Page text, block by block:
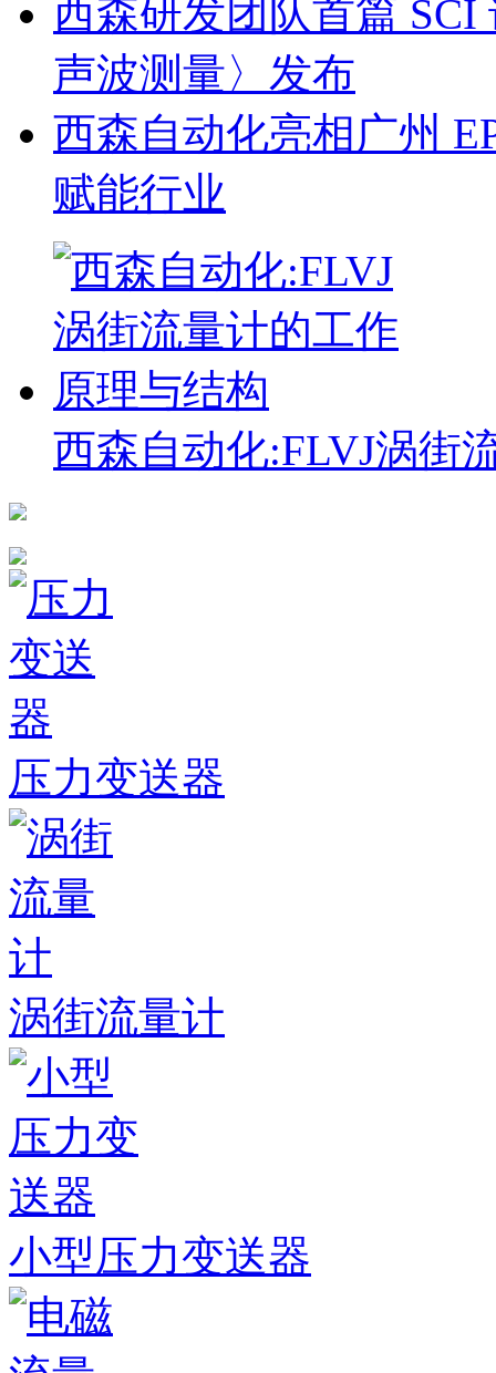
西森研发团队首篇
声波测量〉发布
西森自动化亮相广州
赋能行业
西森自动化:FLVJ涡街
压力变送器
涡街流量计
小型压力变送器